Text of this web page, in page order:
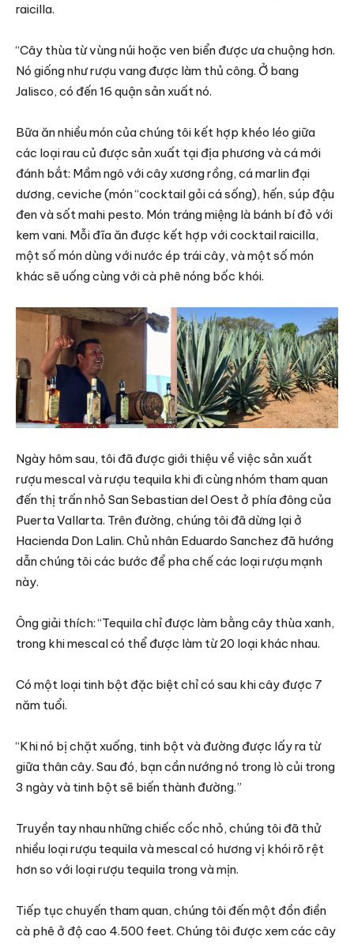
raicilla.
“Cây thùa từ vùng núi hoặc ven biển được ưa chuộng hơn.
Nó giống như rượu vang được làm thủ công. Ở bang
Jalisco, có đến 16 quận sản xuất nó.
Bữa ăn nhiều món của chúng tôi kết hợp khéo léo giữa
các loại rau củ được sản xuất tại địa phương và cá mới
đánh bắt: Mầm ngô với cây xương rồng, cá marlin đại
dương, ceviche (món “cocktail gỏi cá sống), hến, súp đậu
đen và sốt mahi pesto. Món tráng miệng là bánh bí đỏ với
kem vani. Mỗi đĩa ăn được kết hợp với cocktail raicilla,
một số món dùng với nước ép trái cây, và một số món
khác sẽ uống cùng với cà phê nóng bốc khói.
Ngày hôm sau, tôi đã được giới thiệu về việc sản xuất
rượu mescal và rượu tequila khi đi cùng nhóm tham quan
đến thị trấn nhỏ San Sebastian del Oest ở phía đông của
Puerta Vallarta. Trên đường, chúng tôi đã dừng lại ở
Hacienda Don Lalin. Chủ nhân Eduardo Sanchez đã hướng
dẫn chúng tôi các bước để pha chế các loại rượu mạnh
này.
Ông giải thích: “Tequila chỉ được làm bằng cây thùa xanh,
trong khi mescal có thể được làm từ 20 loại khác nhau.
Có một loại tinh bột đặc biệt chỉ có sau khi cây được 7
năm tuổi.
“Khi nó bị chặt xuống, tinh bột và đường được lấy ra từ
giữa thân cây. Sau đó, bạn cần nướng nó trong lò củi trong
3 ngày và tinh bột sẽ biến thành đường.”
Truyền tay nhau những chiếc cốc nhỏ, chúng tôi đã thử
nhiều loại rượu tequila và mescal có hương vị khói rõ rệt
hơn so với loại rượu tequila trong và mịn.
Tiếp tục chuyến tham quan, chúng tôi đến một đồn điền
cà phê ở độ cao 4.500 feet. Chúng tôi được xem các cây